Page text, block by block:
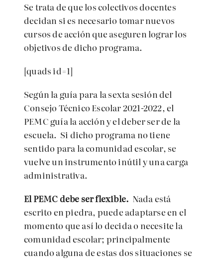
Se trata de que los colectivos docentes
decidan si es necesario tomar nuevos
cursos de acción que aseguren lograr los
objetivos de dicho programa.
[quads id=1]
Según la guía para la sexta sesión del
Consejo Técnico Escolar 2021-2022, el
PEMC guía la acción y el deber ser de la
escuela. Si dicho programa no tiene
sentido para la comunidad escolar, se
vuelve un instrumento inútil y una carga
administrativa.
El PEMC debe ser flexible. Nada está
escrito en piedra, puede adaptarse en el
momento que así lo decida o necesite la
comunidad escolar; principalmente
cuando alguna de estas dos situaciones se